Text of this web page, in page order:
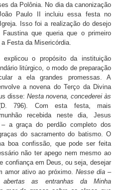
da Polônia. No dia da canonização
Paulo II incluiu essa festa no
Isso foi a realização do desejo
que queria que o primeiro
Festa da Misericórdia.
o propósito da instituição
litúrgico, o modo de preparação
a ela grandes promessas. A
a novena do Terço da Divina
disse: Nesta novena, concederei às
796). Com esta festa, mais
recebida neste dia, Jesus
a graça do perdão completo dos
do sacramento do batismo. O
boa confissão, que pode ser feita
não ter apego nem mesmo ao
confiança em Deus, ou seja, desejar
amor ativo ao próximo. Nesse dia–
as entranhas da Minha